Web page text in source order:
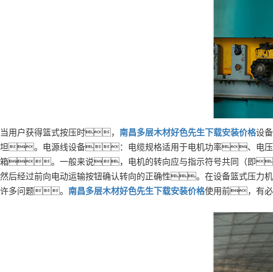
当用户获得篮式按压时， 南昌多层木材好色先生下载安装价格设
坦。电源线设备：电缆规格适用于电机功率、电压
箱。一般来说，电机的转向应与指示符号共同（即
然后经过前向电动运输按钮确认转向的正确性。在设备篮式
许多问题。 南昌多层木材好色先生下载安装价格使用前，有